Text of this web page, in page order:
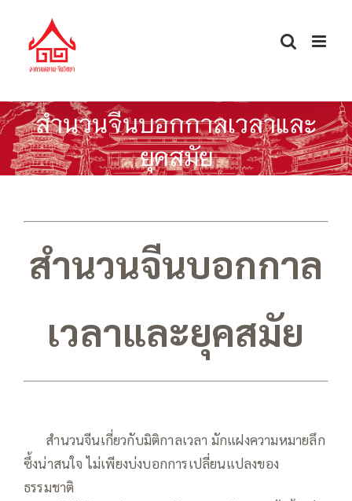
content
สำนวนจีนบอกกาลเวลาและ
ยุคสมัย
สำนวนจีนบอกกาล
เวลาและยุคสมัย
สำนวนจีนเกี่ยวกับมิติกาลเวลา มักแฝงความหมายลึก
ซึ้งน่าสนใจ ไม่เพียงบ่งบอกการเปลี่ยนแปลงของ
ธรรมชาติ